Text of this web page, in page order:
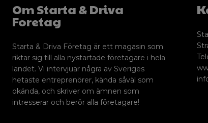
Om Starta & Driva
Foretag
Starta & Driva Företag är ett magasin som
riktar sig till alla nystartade företagare i hela
landet. Vi intervjuar några av Sveriges
hetaste entreprenörer, kända såväl som
okända, och skriver om ämnen som
intresserar och berör alla företagare!